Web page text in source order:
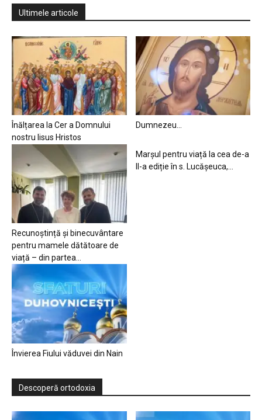
Ultimele articole
Înălțarea la Cer a Domnului
nostru Iisus Hristos
Dumnezeu…
Recunoștință și binecuvântare
pentru mamele dătătoare de
viață – din partea...
Marșul pentru viață la cea de-a
II-a ediție în s. Lucășeuca,...
Învierea Fiului văduvei din Nain
Descoperă ortodoxia